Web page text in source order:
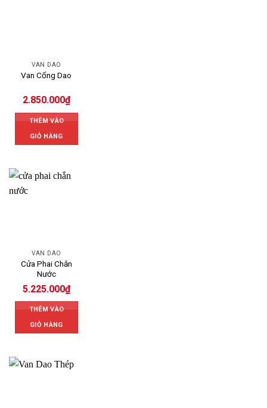
VAN DAO
Van Cổng Dao
2.850.000₫
THÊM VÀO
GIỎ HÀNG
VAN DAO
Cửa Phai Chắn
Nước
5.225.000₫
THÊM VÀO
GIỎ HÀNG